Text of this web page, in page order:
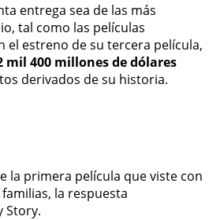
entrega sea de las más
tal como las películas
el estreno de su tercera película,
mil 400 millones de dólares
derivados de su historia.
la primera película que viste con
la respuesta
Story.